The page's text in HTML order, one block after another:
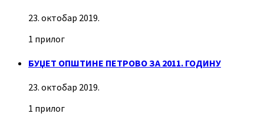
23. октобар 2019.
1 прилог
БУЏЕТ ОПШТИНЕ ПЕТРОВО ЗА 2011. ГОДИНУ
23. октобар 2019.
1 прилог